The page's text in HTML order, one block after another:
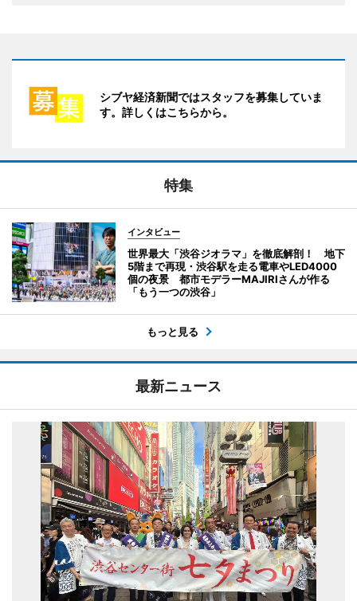
シブヤ経済新聞ではスタッフを募集していま
す。詳しくはこちらから。
特集
インタビュー
世界最大「渋谷ジオラマ」を徹底解剖！ 地下
5階まで再現・渋谷駅を走る電車やLED4000
個の夜景 都市モデラーMAJIRIさんが作る
「もう一つの渋谷」
もっと見る
最新ニュース